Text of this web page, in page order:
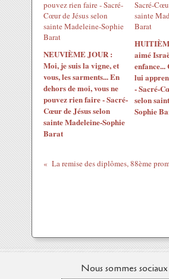
NEUVIÈME JOUR :
Moi, je suis la vigne, et
vous, les sarments... En
dehors de moi, vous ne
pouvez rien faire - Sacré-
Cœur de Jésus selon
sainte Madeleine-Sophie
Barat
aimé
enfance...
lui
- Sacré-
selon
Sophie
Nous sommes